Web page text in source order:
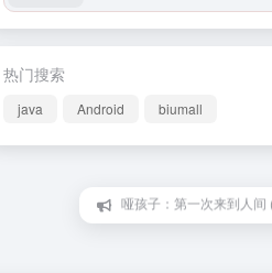
热门搜索
java Android biumall
李娟：想起外婆吐舌头的